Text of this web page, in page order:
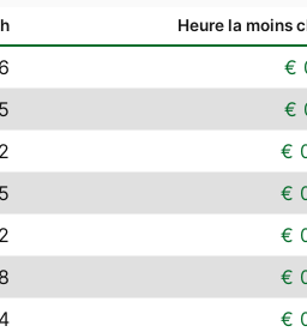
Heure la moins
6 €
€
€
€
€
€
€